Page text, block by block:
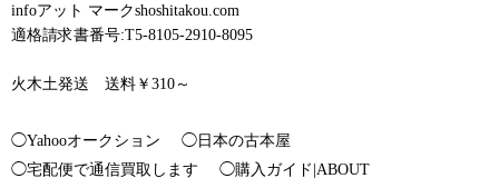
infoアット マークshoshitakou.com
適格請求書番号:T5-8105-2910-8095
火木土発送 送料￥310～
◯Yahooオークション
◯日本の古本屋
◯宅配便で通信買取します
◯購入ガイド|ABOUT